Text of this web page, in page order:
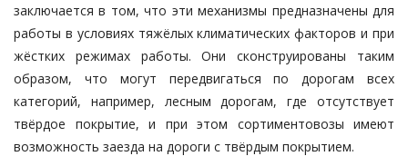
заключается в том, что эти механизмы предназначены для
работы в условиях тяжёлых климатических факторов и при
жёстких режимах работы. Они сконструированы таким
образом, что могут передвигаться по дорогам всех
категорий, например, лесным дорогам, где отсутствует
твёрдое покрытие, и при этом сортиментовозы имеют
возможность заезда на дороги с твёрдым покрытием.